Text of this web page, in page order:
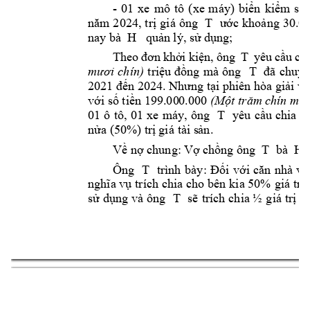
- 01 xe mô tô (xe máy) biển kiểm
năm 2024, trị giá ông T ước khoảng
nay bà  H quản lý, sử dụng;
Theo đơn khởi kiện, ông T yêu cầu
mươi chín) triệu đồng mà ông T đã
2021 đến 2024. Nhưng tại phiên hòa giải
với số tiền 199.000.000 (Một trăm chín
01 ô tô, 01 xe máy, ông T yêu cầu chia
nửa (50%) trị giá tài sản.
Về nợ chung: Vợ chồng ông T bà
Ông T trình bày: Đối với căn nhà
nghĩa vụ trích chia cho bên kia 50% giá trị.
sử dụng và ông T sẽ trích chia ½ giá trị